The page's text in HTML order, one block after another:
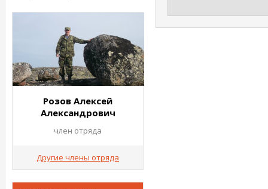
Розов Алексей
Александрович
член отряда
Другие члены отряда